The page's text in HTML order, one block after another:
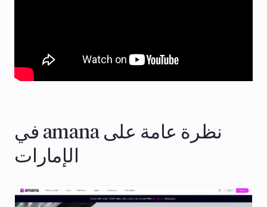
نظرة عامة على amana في
الإمارات